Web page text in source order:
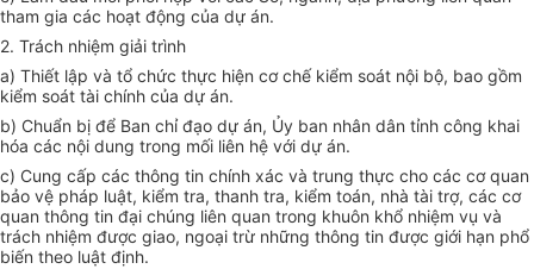
tham gia các hoạt động của dự án.
2. Trách nhiệm giải trình
a) Thiết lập và tổ chức thực hiện cơ chế kiểm soát nội bộ, bao gồm
kiểm soát tài chính của dự án.
b) Chuẩn bị để Ban chỉ đạo dự án, Ủy ban nhân dân tỉnh công khai
hóa các nội dung trong mối liên hệ với dự án.
c) Cung cấp các thông tin chính xác và trung thực cho các cơ quan
bảo vệ pháp luật, kiểm tra, thanh tra, kiểm toán, nhà tài trợ, các cơ
quan thông tin đại chúng liên quan trong khuôn khổ nhiệm vụ và
trách nhiệm được giao, ngoại trừ những thông tin được giới hạn phổ
biến theo luật định.